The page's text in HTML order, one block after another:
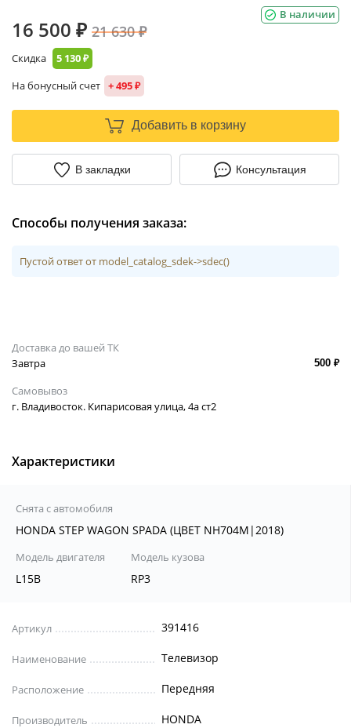
В наличии
16 500 ₽ 21 630 ₽
Скидка 5 130 ₽
На бонусный счет + 495 ₽
Добавить в корзину
В закладки Консультация
Способы получения заказа:
Пустой ответ от model_catalog_sdek->sdec()
Доставка до вашей ТК
Завтра
500 ₽
Самовывоз
г. Владивосток. Кипарисовая улица, 4а ст2
Характеристики
Снята с автомобиля
HONDA STEP WAGON SPADA (ЦВЕТ NH704M|2018)
Модель двигателя
L15B
Модель кузова
RP3
Артикул 391416
Наименование Телевизор
Расположение Передняя
Производитель HONDA